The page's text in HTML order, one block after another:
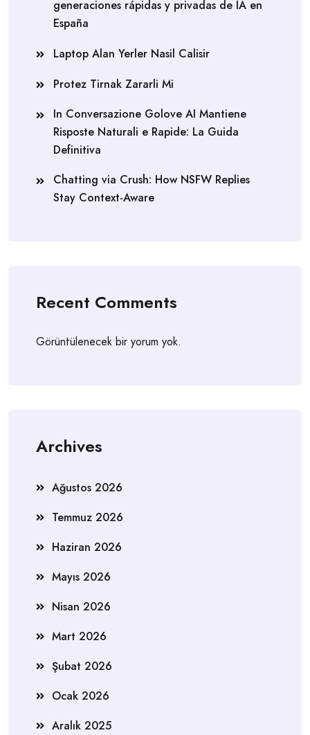
generaciones rápidas y privadas de IA en
España
Laptop Alan Yerler Nasil Calisir
Protez Tirnak Zararli Mi
In Conversazione Golove AI Mantiene
Risposte Naturali e Rapide: La Guida
Definitiva
Chatting via Crush: How NSFW Replies
Stay Context-Aware
Recent Comments
Görüntülenecek bir yorum yok.
Archives
Ağustos 2026
Temmuz 2026
Haziran 2026
Mayıs 2026
Nisan 2026
Mart 2026
Şubat 2026
Ocak 2026
Aralık 2025